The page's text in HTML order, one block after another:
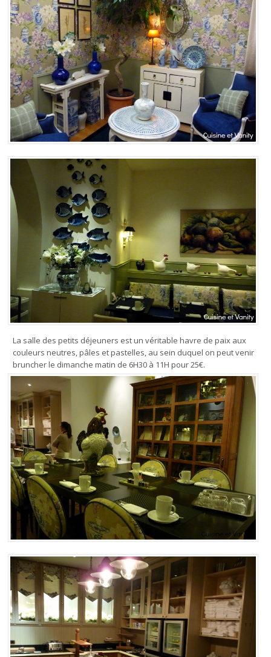
La salle des petits déjeuners est un véritable havre de paix aux
couleurs neutres, pâles et pastelles, au sein duquel on peut venir
bruncher le dimanche matin de 6H30 à 11H pour 25€.